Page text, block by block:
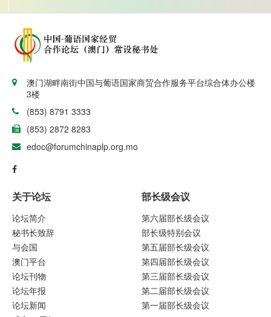
澳门湖畔南街中国与葡语国家商贸合作服务平台综合体办公楼
3楼
(853) 8791 3333
(853) 2872 8283
edoc@forumchinaplp.org.mo
关于论坛
论坛简介
秘书长致辞
与会国
澳门平台
论坛刊物
论坛年报
论坛新闻
部长级会议
第六届部长级会议
部长级特别会议
第五届部长级会议
第四届部长级会议
第三届部长级会议
第二届部长级会议
第一届部长级会议